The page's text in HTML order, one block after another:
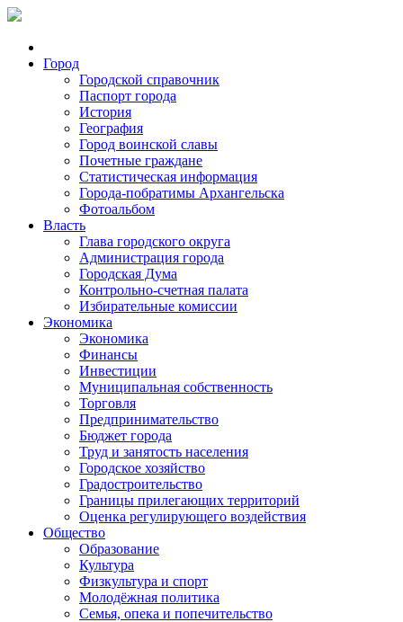
Город
Городской справочник
Паспорт города
История
География
Город воинской славы
Почетные граждане
Статистическая информация
Города-побратимы Архангельска
Фотоальбом
Власть
Глава городского округа
Администрация города
Городская Дума
Контрольно-счетная палата
Избирательные комиссии
Экономика
Экономика
Финансы
Инвестиции
Муниципальная собственность
Торговля
Предпринимательство
Бюджет города
Труд и занятость населения
Городское хозяйство
Градостроительство
Границы прилегающих территорий
Оценка регулирующего воздействия
Общество
Образование
Культура
Физкультура и спорт
Молодёжная политика
Семья, опека и попечительство